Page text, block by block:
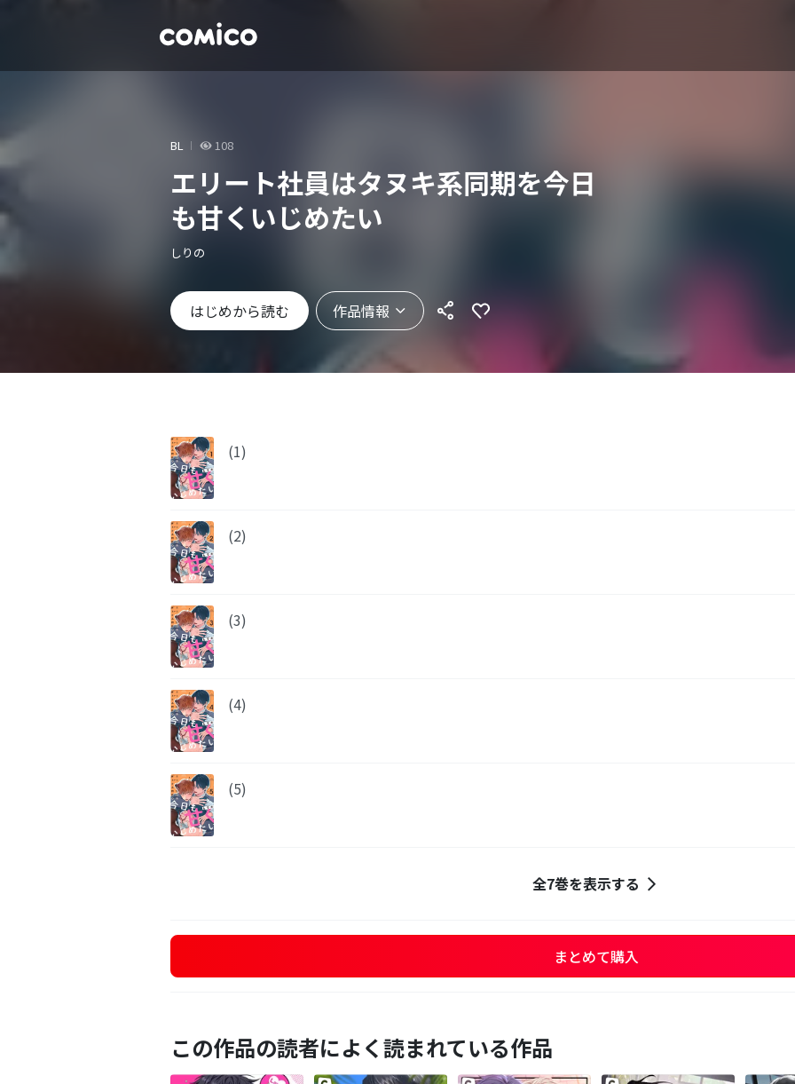
BL 108
エリート社員はタヌキ系同期を今日
も甘くいじめたい
しりの
はじめから読む 作品情報
(1)
(2)
(3)
(4)
(5)
全7巻を表示する
まとめて購入
この作品の読者によく読まれている作品